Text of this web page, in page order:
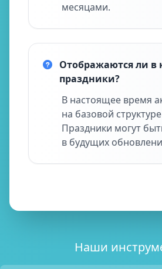
месяцами.
Отображаются ли в
праздники?
В настоящее время
на базовой
Праздники могут
в будущих
Наши